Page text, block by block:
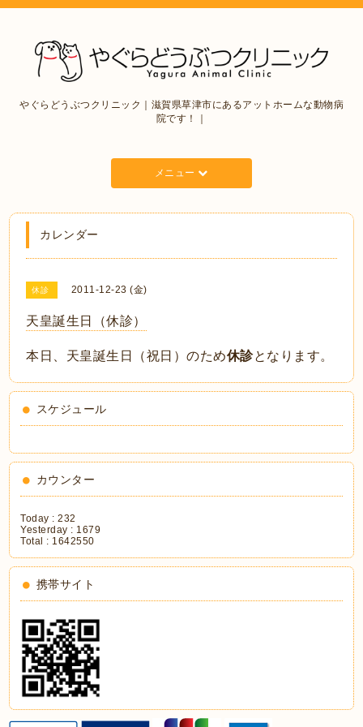
やぐらどうぶつクリニック｜滋賀県草津市にあるアットホームな動物病
院です！｜
メニュー
カレンダー
休診 2011-12-23 (金)
天皇誕生日（休診）
本日、天皇誕生日（祝日）のため休診となります。
スケジュール
カウンター
Today :232
Yesterday : 1679
Total : 1642550
携帯サイト